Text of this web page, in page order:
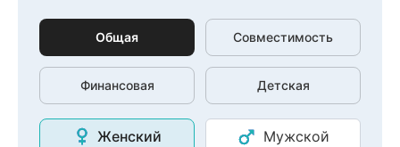
Общая Совместимость
Финансовая Детская
Женский Мужской